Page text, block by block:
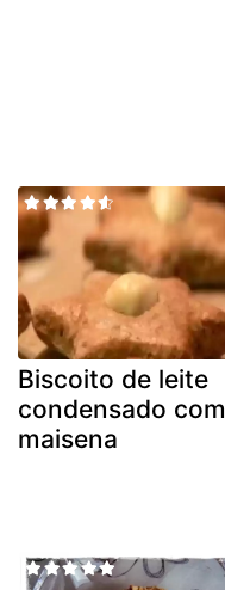
Biscoito de leite
condensado com
maisena